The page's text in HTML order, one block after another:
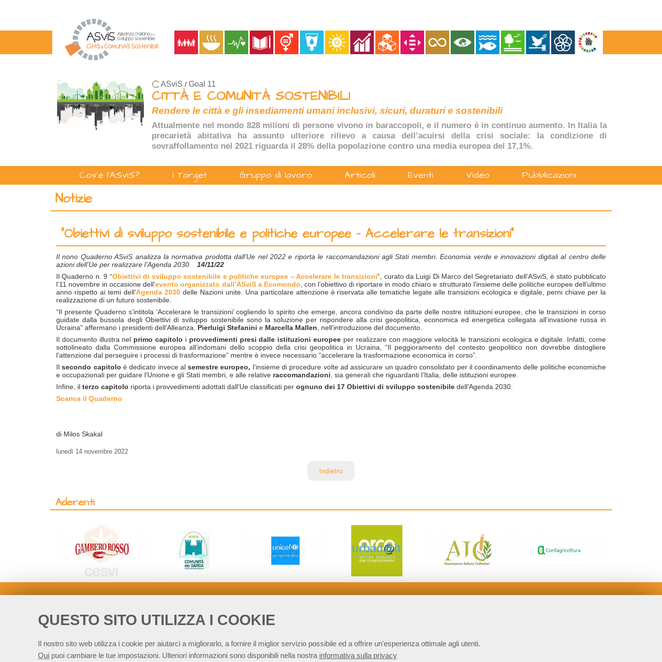
QUESTO SITO UTILIZZA I COOKIE
Il nostro sito web utilizza i cookie per aiutarci a migliorarlo, a fornire il miglior servizio possibile ed a offrire un'esperienza ottimale agli utenti.
Qui puoi cambiare le tue impostazioni. Ulteriori informazioni sono disponibili nella nostra informativa sulla privacy
ASviS / Goal 11
CITTÀ E COMUNITÀ SOSTENIBILI
Rendere le città e gli insediamenti umani inclusivi, sicuri, duraturi e sostenibili
Attualmente nel mondo 828 milioni di persone vivono in baraccopoli, e il numero è in continuo aumento. In Italia la
precarietà abitativa ha assunto ulteriore rilievo a causa dell’acuirsi della crisi sociale: la condizione di
sovraffollamento nel 2021 riguarda il 28% della popolazione contro una media europea del 17,1%.
Cos'è l'ASviS? I Target Gruppo di lavoro Articoli Eventi Video Pubblicazioni
Notizie
“Obiettivi di sviluppo sostenibile e politiche europee - Accelerare le transizioni”
Il nono Quaderno ASviS analizza la normativa prodotta dall’Ue nel 2022 e riporta le raccomandazioni agli Stati membri. Economia verde e innovazioni digitali al centro delle
azioni dell’Ue per realizzare l’Agenda 2030. 14/11/22
Il Quaderno n. 9 “Obiettivi di sviluppo sostenibile e politiche europee – Accelerare le transizioni”, curato da Luigi Di Marco del Segretariato dell’ASviS, è stato pubblicato
l’11 novembre in occasione dell’evento organizzato dall’ASviS a Ecomondo , con l’obiettivo di riportare in modo chiaro e strutturato l’insieme delle politiche europee dell’ultimo
anno rispetto ai temi dell’Agenda 2030delle Nazioni unite. Una particolare attenzione è riservata alle tematiche legate alle transizioni ecologica e digitale, perni chiave per la
realizzazione di un futuro sostenibile.
“Il presente Quaderno s’intitola ‘Accelerare le transizioni’ cogliendo lo spirito che emerge, ancora condiviso da parte delle nostre istituzioni europee, che le transizioni in corso
guidate dalla bussola degli Obiettivi di sviluppo sostenibile sono la soluzione per rispondere alla crisi geopolitica, economica ed energetica collegata all’invasione russa in
Ucraina” affermano i presidenti dell’Alleanza, Pierluigi Stefanini e Marcella Mallen , nell’introduzione del documento.
Il documento illustra nel primo capitolo i provvedimenti presi dalle istituzioni europee per realizzare con maggiore velocità le transizioni ecologica e digitale. Infatti, come
sottolineato dalla Commissione europea all’indomani dello scoppio della crisi geopolitica in Ucraina, “Il peggioramento del contesto geopolitico non dovrebbe distogliere
l’attenzione dal perseguire i processi di trasformazione” mentre è invece necessario “accelerare la trasformazione economica in corso”.
Ilsecondo capitolo è dedicato invece alsemestre europeo, l’insieme di procedure volte ad assicurare un quadro consolidato per il coordinamento delle politiche economiche
e occupazionali per guidare l’Unione e gli Stati membri, e alle relative raccomandazioni , sia generali che riguardanti l’Italia, delle istituzioni europee.
Infine, il terzo capitolo riporta i provvedimenti adottati dall’Ue classificati per ognuno dei 17 Obiettivi di sviluppo sostenibile dell’Agenda 2030.
Scarica il Quaderno
di Milos Skakal
lunedì 14 novembre 2022
Indietro
Aderenti